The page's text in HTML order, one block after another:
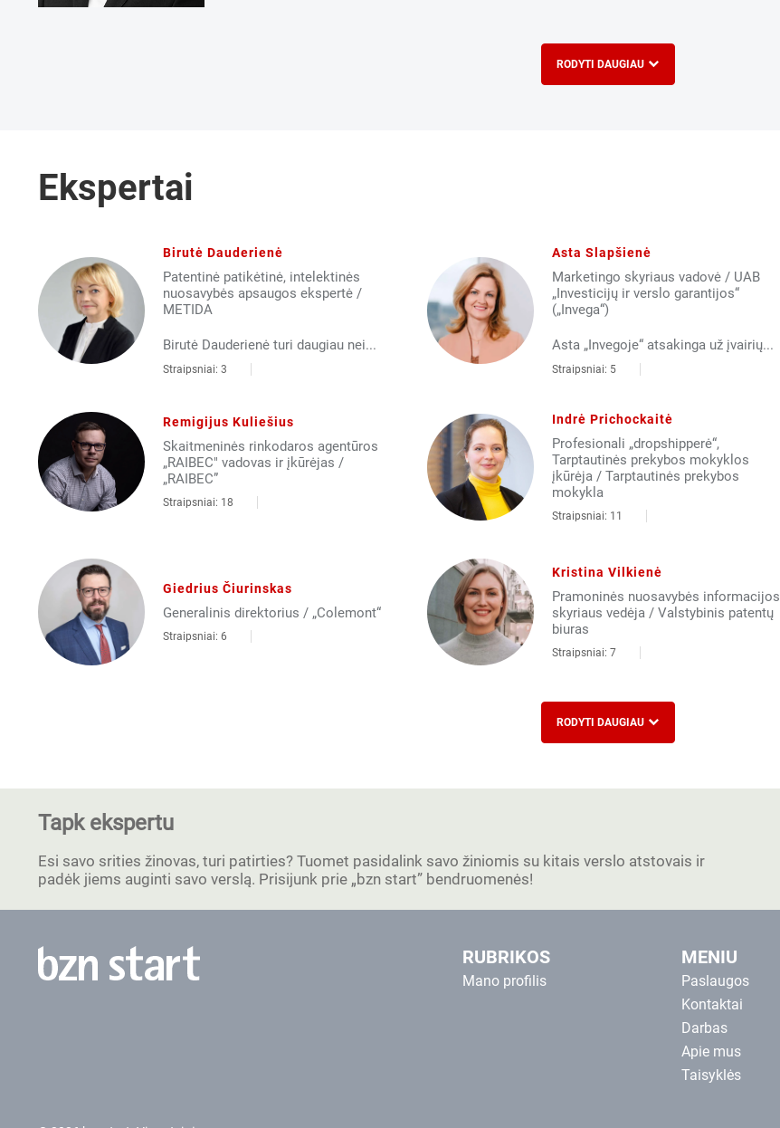
RODYTI DAUGIAU
Ekspertai
Birutė Dauderienė
Patentinė patikėtinė, intelektinės
nuosavybės apsaugos ekspertė /
METIDA
Birutė Dauderienė turi daugiau nei...
Straipsniai: 3
Asta Slapšienė
Marketingo skyriaus vadovė / UAB
„Investicijų ir verslo garantijos“
(„Invega“)
Asta „Invegoje“ atsakinga už įvairių...
Straipsniai: 5
Remigijus Kuliešius
Skaitmeninės rinkodaros agentūros
„RAIBEC" vadovas ir įkūrėjas /
„RAIBEC”
Straipsniai: 18
Indrė Prichockaitė
Profesionali „dropshipperė“,
Tarptautinės prekybos mokyklos
įkūrėja / Tarptautinės prekybos
mokykla
Straipsniai: 11
Giedrius Čiurinskas
Generalinis direktorius / „Colemont“
Straipsniai: 6
Kristina Vilkienė
Pramoninės nuosavybės informacijos
skyriaus vedėja / Valstybinis patentų
biuras
Straipsniai: 7
RODYTI DAUGIAU
Tapk ekspertu
Esi savo srities žinovas, turi patirties? Tuomet pasidalink savo žiniomis su kitais verslo atstovais ir
padėk jiems auginti savo verslą. Prisijunk prie „bzn start” bendruomenės!
RUBRIKOS
Mano profilis
MENIU
Paslaugos
Kontaktai
Darbas
Apie mus
Taisyklės